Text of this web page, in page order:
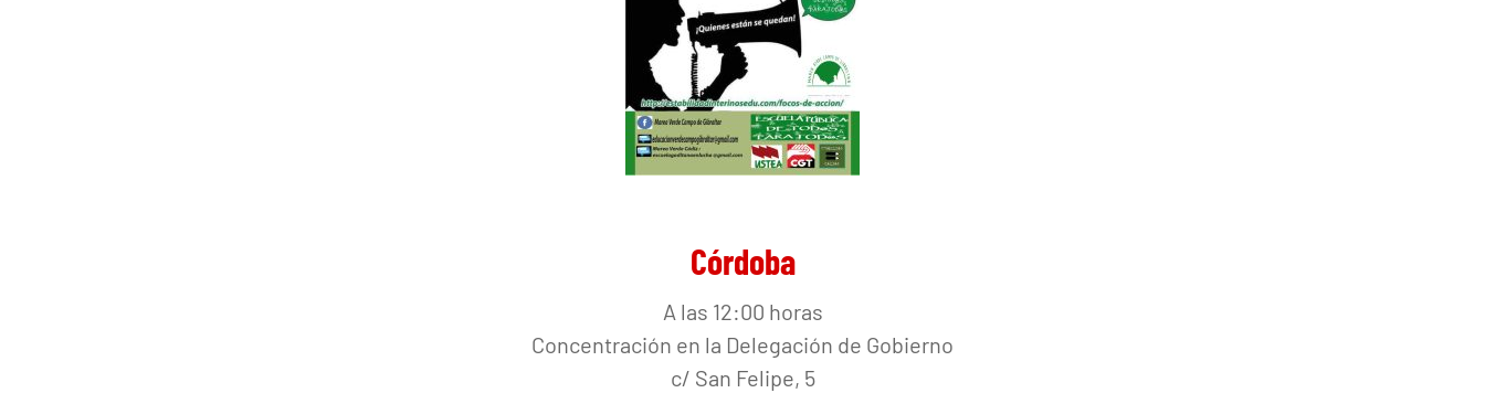
Córdoba
A las 12:00 horas
Concentración en la Delegación de Gobierno
c/ San Felipe, 5